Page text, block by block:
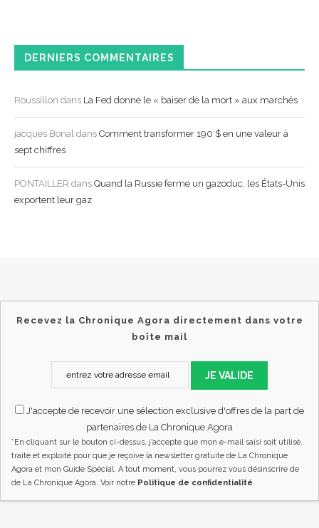
DERNIERS COMMENTAIRES
Roussillon dans La Fed donne le « baiser de la mort » aux marchés
jacques Bonal dans Comment transformer 190 $ en une valeur à
sept chiffres
PONTAILLER dans Quand la Russie ferme un gazoduc, les États-Unis
exportent leur gaz
Recevez la Chronique Agora directement dans votre
boîte mail
JE VALIDE
J'accepte de recevoir une sélection exclusive d'offres de la part de
partenaires de La Chronique Agora
*En cliquant sur le bouton ci-dessus, j’accepte que mon e-mail saisi soit utilisé,
traité et exploité pour que je reçoive la newsletter gratuite de La Chronique
Agora et mon Guide Spécial. A tout moment, vous pourrez vous désinscrire de
de La Chronique Agora. Voir notre Politique de confidentialité.